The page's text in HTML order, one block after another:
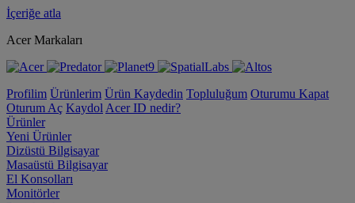
İçeriğe atla
Acer Markaları
Profilim Ürünlerim Ürün Kaydedin Topluluğum Oturumu Kapat
Oturum Aç Kaydol Acer ID nedir?
Ürünler
Yeni Ürünler
Dizüstü Bilgisayar
Masaüstü Bilgisayar
El Konsolları
Monitörler